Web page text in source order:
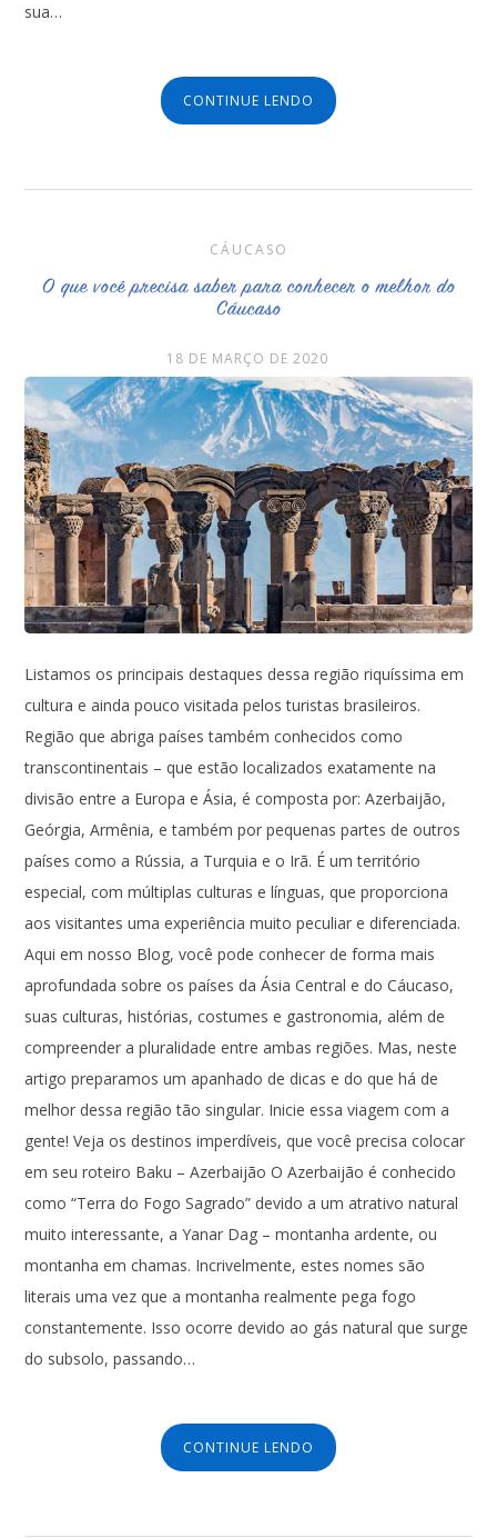
sua…
CONTINUE LENDO
CÁUCASO
O que você precisa saber para conhecer o melhor do
Cáucaso
18 DE MARÇO DE 2020
Listamos os principais destaques dessa região riquíssima em
cultura e ainda pouco visitada pelos turistas brasileiros.
Região que abriga países também conhecidos como
transcontinentais – que estão localizados exatamente na
divisão entre a Europa e Ásia, é composta por: Azerbaijão,
Geórgia, Armênia, e também por pequenas partes de outros
países como a Rússia, a Turquia e o Irã. É um território
especial, com múltiplas culturas e línguas, que proporciona
aos visitantes uma experiência muito peculiar e diferenciada.
Aqui em nosso Blog, você pode conhecer de forma mais
aprofundada sobre os países da Ásia Central e do Cáucaso,
suas culturas, histórias, costumes e gastronomia, além de
compreender a pluralidade entre ambas regiões. Mas, neste
artigo preparamos um apanhado de dicas e do que há de
melhor dessa região tão singular. Inicie essa viagem com a
gente! Veja os destinos imperdíveis, que você precisa colocar
em seu roteiro Baku – Azerbaijão O Azerbaijão é conhecido
como “Terra do Fogo Sagrado” devido a um atrativo natural
muito interessante, a Yanar Dag – montanha ardente, ou
montanha em chamas. Incrivelmente, estes nomes são
literais uma vez que a montanha realmente pega fogo
constantemente. Isso ocorre devido ao gás natural que surge
do subsolo, passando…
CONTINUE LENDO